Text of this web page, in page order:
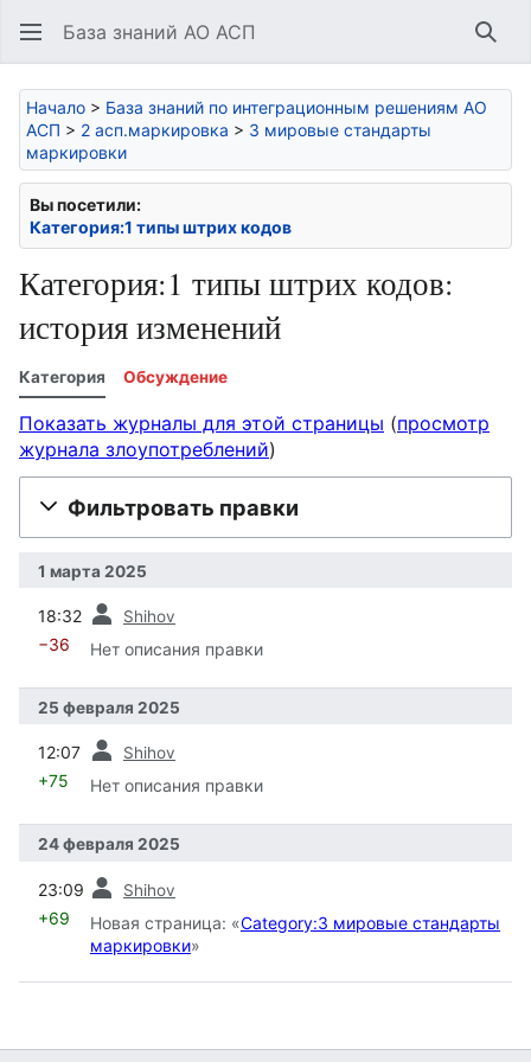
База знаний АО АСП
Начало > База знаний по интеграционным решениям АО
АСП > 2 асп.маркировка > 3 мировые стандарты
маркировки
Вы посетили:
Категория:1 типы штрих кодов
Категория:1 типы штрих кодов:
история изменений
Категория Обсуждение
Показать журналы для этой страницы (просмотр
журнала злоупотреблений)
Фильтровать правки
1 марта 2025
18:32 Shihov
−36 Нет описания правки
25 февраля 2025
12:07 Shihov
+75 Нет описания правки
24 февраля 2025
23:09 Shihov
+69 Новая страница: «Category:3 мировые стандарты
маркировки»